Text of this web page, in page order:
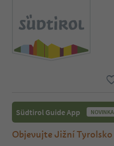
Südtirol Guide App NOVINKA
Objevujte Jižní Tyrolsko